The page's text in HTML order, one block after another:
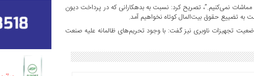
نمی‌کنیم.”، تصریح کرد:‌ نسبت به بدهکارانی که در پرداخت دیون
به تضییع حقوق بیت‌المال کوتاه نخواهیم آمد.
تجهیزات ناوبری نیز گفت: با وجود تحریم‌های ظالمانه علیه صنعت